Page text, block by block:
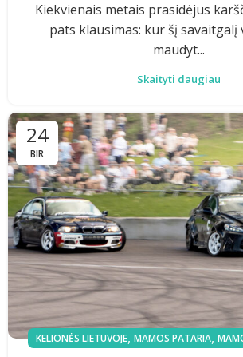
Kiekvienais metais prasidėjus
pats klausimas: kur šį savaitgalį
maudyt...
Skaityti daugiau
24
BIR
KELIONĖS LIETUVOJE, MAMOS PATARIA,